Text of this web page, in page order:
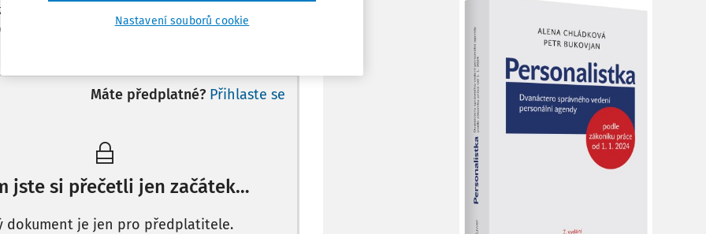
stávajících 45 na 40 %. U starších zaměstnanců má
mírnější a podporu budou moci čerpat stále 11 m
Máte předplatné? Přihlaste se
jste si přečetli jen začátek…
dokument je jen pro předplatitele.
Nastavení souborů cookie